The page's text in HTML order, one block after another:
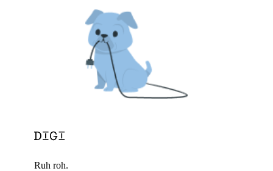
Ruh roh.